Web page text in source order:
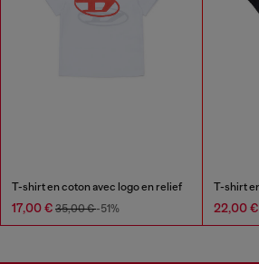
T-shirt en coton avec logo en relief
17,00 € 35,00 €-51% 22,00 €